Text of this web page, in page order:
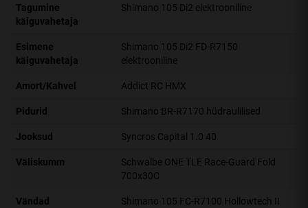
Tagumine
käiguvahetaja
Shimano 105 Di2 elektrooniline
Esimene
käiguvahetaja
Shimano 105 Di2 FD-R7150
elektrooniline
Amort/Kahvel Addict RC HMX
Pidurid Shimano BR-R7170 hüdraulilised
Jooksud Syncros Capital 1.0 40
Väliskumm
Schwalbe ONE TLE Race-Guard Fold
700x30C
Vändad
Shimano 105 FC-R7100 Hollowtech II